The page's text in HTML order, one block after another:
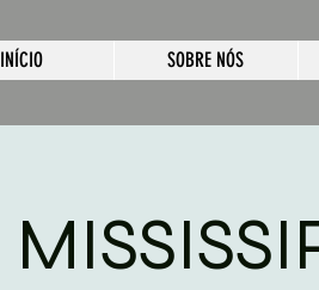
INÍCIO SOBRE NÓS